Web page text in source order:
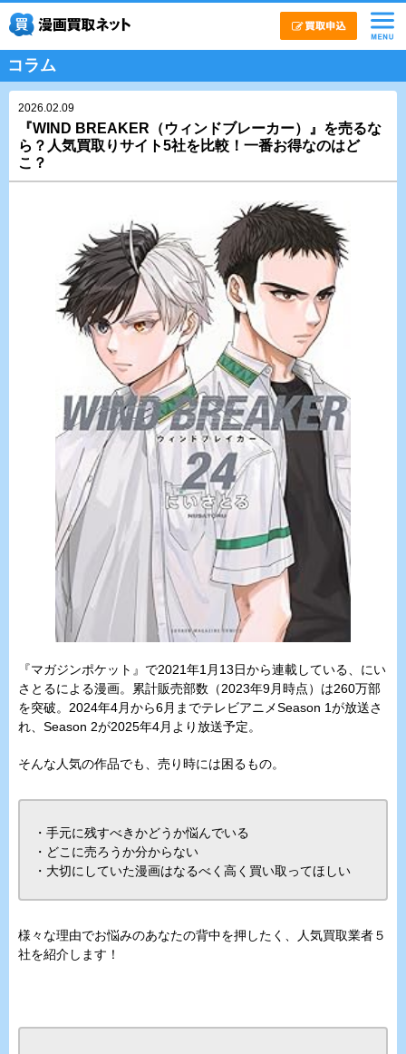
コラム
2026.02.09
『WIND BREAKER（ウィンドブレーカー）』を売るな
ら？人気買取りサイト5社を比較！一番お得なのはど
こ？
『マガジンポケット』で2021年1月13日から連載している、にい
さとるによる漫画。累計販売部数（2023年9月時点）は260万部
を突破。2024年4月から6月までテレビアニメSeason 1が放送さ
れ、Season 2が2025年4月より放送予定。
そんな人気の作品でも、売り時には困るもの。
・手元に残すべきかどうか悩んでいる
・どこに売ろうか分からない
・大切にしていた漫画はなるべく高く買い取ってほしい
様々な理由でお悩みのあなたの背中を押したく、人気買取業者５
社を紹介します！